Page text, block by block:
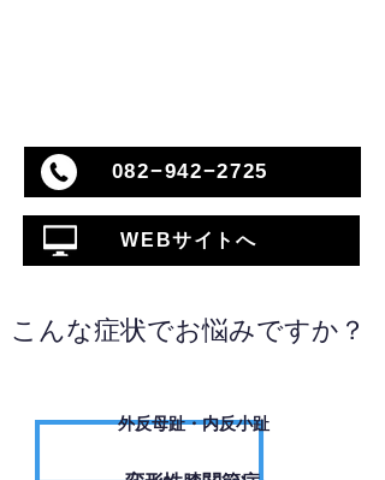
082−942−2725
WEBサイトへ
こんな症状でお悩みですか？
外反母趾・内反小趾